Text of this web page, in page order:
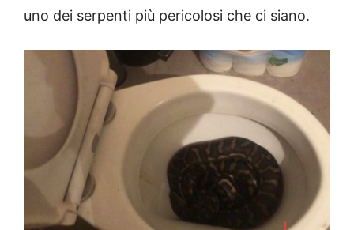
uno dei serpenti più pericolosi che ci siano.